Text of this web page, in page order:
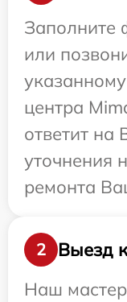
Заполните
или
центра
ответит на
уточнения
ремонта
2
Выезд
Наш